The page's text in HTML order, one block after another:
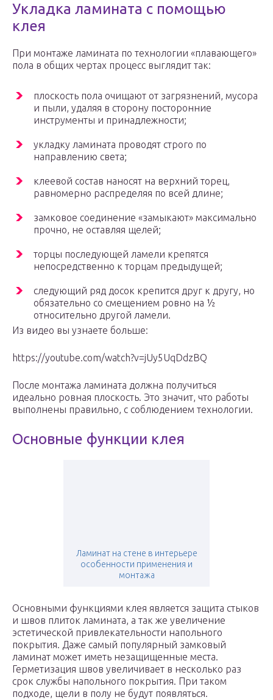
Укладка ламината с помощью
клея
При монтаже ламината по технологии «плавающего»
пола в общих чертах процесс выглядит так:
плоскость пола очищают от загрязнений, мусора
и пыли, удаляя в сторону посторонние
инструменты и принадлежности;
укладку ламината проводят строго по
направлению света;
клеевой состав наносят на верхний торец,
равномерно распределяя по всей длине;
замковое соединение «замыкают» максимально
прочно, не оставляя щелей;
торцы последующей ламели крепятся
непосредственно к торцам предыдущей;
следующий ряд досок крепится друг к другу, но
обязательно со смещением ровно на ½
относительно другой ламели.
Из видео вы узнаете больше:
https://youtube.com/watch?v=jUy5UqDdzBQ
После монтажа ламината должна получиться
идеально ровная плоскость. Это значит, что работы
выполнены правильно, с соблюдением технологии.
Основные функции клея
Ламинат на стене в интерьере
особенности применения и
монтажа
Основными функциями клея является защита стыков
и швов плиток ламината, а так же увеличение
эстетической привлекательности напольного
покрытия. Даже самый популярный замковый
ламинат может иметь незащищенные места.
Герметизация швов увеличивает в несколько раз
срок службы напольного покрытия. При таком
подходе, щели в полу не будут появляться.